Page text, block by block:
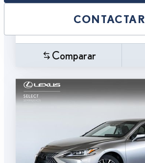
CONTACTAR
Comparar